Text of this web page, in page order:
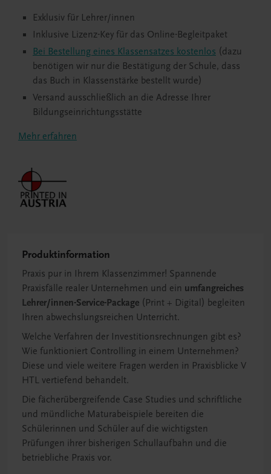
Exklusiv für Lehrer/innen
Inklusive Lizenz-Key für das Online-Begleitpaket
Bei Bestellung eines Klassensatzes kostenlos (dazu
benötigen wir nur die Bestätigung der Schule, dass
das Buch in Klassenstärke bestellt wurde)
Versand ausschließlich an die Adresse Ihrer
Bildungseinrichtungsstätte
Mehr erfahren
Produktinformation
Praxis pur in Ihrem Klassenzimmer! Spannende
Praxisfälle realer Unternehmen und ein umfangreiches
Lehrer/innen-Service-Package (Print + Digital) begleiten
Ihren abwechslungsreichen Unterricht.
Welche Verfahren der Investitionsrechnungen gibt es?
Wie funktioniert Controlling in einem Unternehmen?
Diese und viele weitere Fragen werden in Praxisblicke V
HTL vertiefend behandelt.
Die fächerübergreifende Case Studies und schriftliche
und mündliche Maturabeispiele bereiten die
Schülerinnen und Schüler auf die wichtigsten
Prüfungen ihrer bisherigen Schullaufbahn und die
betriebliche Praxis vor.